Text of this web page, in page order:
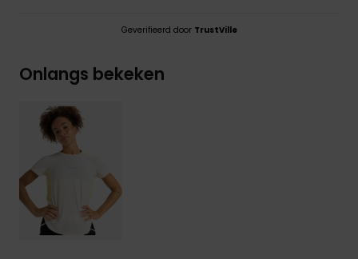
Geverifieerd door TrustVille
Onlangs bekeken